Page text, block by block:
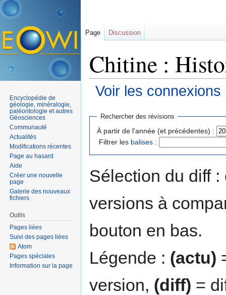
Chitine :
Voir les
Rechercher des révisions
À partir de l'année (et précédentes) :
Filtrer les balises :
Sélection du diff
versions à
bouton en bas.
Légende : (actu)
version, (diff) =
Page Discussion
Encyclopédie de
géologie, minéralogie,
paléontologie et autres
Géosciences
Communauté
Actualités
Modifications récentes
Page au hasard
Aide
Créer une nouvelle
page
Galerie des nouveaux
fichiers
Outils
Pages liées
Suivi des pages liées
Atom
Pages spéciales
Information sur la page